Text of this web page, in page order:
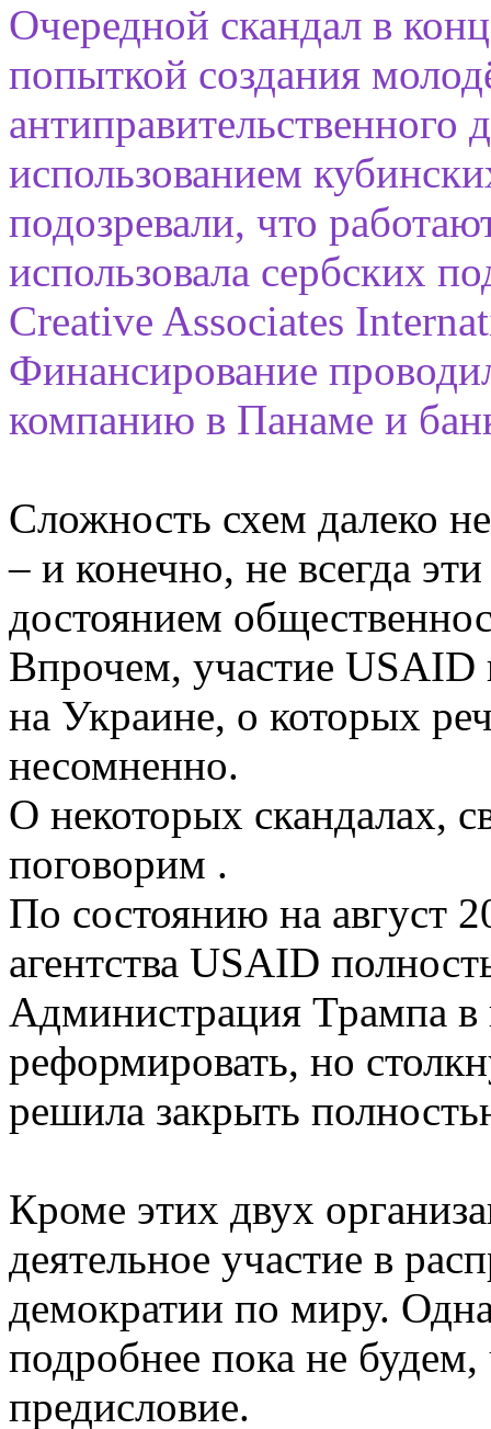
Очередной скандал в
попыткой создания
антиправительственного
использованием
подозревали, что
использовала сербских
Creative Associates
Финансирование
компанию в Панаме и
Сложность схем далеко
– и конечно, не всегда
достоянием
Впрочем, участие
на Украине, о которых
несомненно.
О некоторых скандалах,
поговорим .
По состоянию на август
агентства USAID
Администрация Трампа в
реформировать, но
решила закрыть
Кроме этих двух
деятельное участие в
демократии по миру.
подробнее пока не будем,
предисловие.